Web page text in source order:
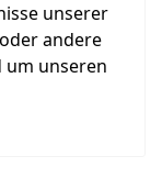
unserer
andere
unseren